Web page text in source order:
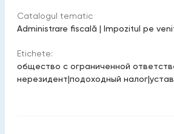
Catalogul tematic
Administrare fiscală | Impozitul pe
Etichete:
общество с ограниченной
нерезидент|подоходный налог|